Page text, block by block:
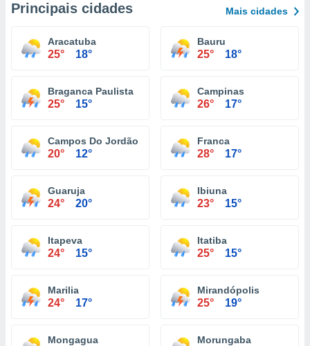
Principais cidades Mais cidades
Aracatuba
25° 18°
Bauru
25° 18°
Braganca Paulista
25° 15°
Campinas
26° 17°
Campos Do Jordão
20° 12°
Franca
28° 17°
Guaruja
24° 20°
Ibiuna
23° 15°
Itapeva
24° 15°
Itatiba
25° 15°
Marilia
24° 17°
Mirandópolis
25° 19°
Mongagua Morungaba